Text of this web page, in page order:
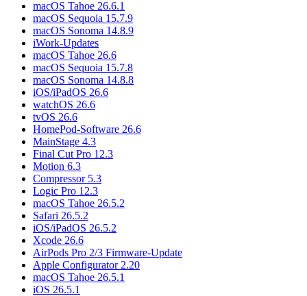
macOS Tahoe 26.6.1
macOS Sequoia 15.7.9
macOS Sonoma 14.8.9
iWork-Updates
macOS Tahoe 26.6
macOS Sequoia 15.7.8
macOS Sonoma 14.8.8
iOS/iPadOS 26.6
watchOS 26.6
tvOS 26.6
HomePod-Software 26.6
MainStage 4.3
Final Cut Pro 12.3
Motion 6.3
Compressor 5.3
Logic Pro 12.3
macOS Tahoe 26.5.2
Safari 26.5.2
iOS/iPadOS 26.5.2
Xcode 26.6
AirPods Pro 2/3 Firmware-Update
Apple Configurator 2.20
macOS Tahoe 26.5.1
iOS 26.5.1